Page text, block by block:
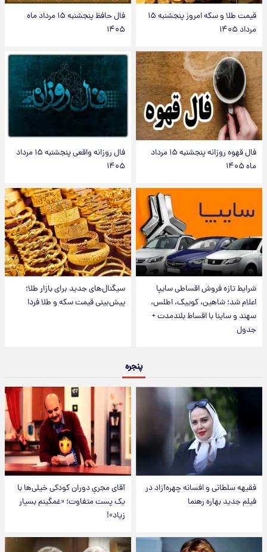
قیمت طلا و سکه امروز پنجشنبه ۱۵
مرداد ۱۴۰۵
فال حافظ پنجشنبه ۱۵ مرداد ماه
۱۴۰۵
فال قهوه روزانه پنجشنبه ۱۵ مرداد
ماه ۱۴۰۵
فال روزانه واقعی پنجشنبه ۱۵ مرداد
۱۴۰۵
شرایط تازه فروش اقساطی سایپا
اعلام شد؛ شاهین، کوییک، اطلس،
سهند و ساینا با اقساط بلندمدت +
جدول
سیگنال‌های جدید برای بازار طلا؛
پیش‌بینی قیمت سکه و طلا فردا
پنجره
فقیهه سلطانی و افسانه چهره‌آزاد در
فیلم جدید بهاره رهنما
آقای مجریِ دوران کودکی خیلی‌ها با
یک پست متفاوت؛ «غمگینم بسیار
زیاد»!